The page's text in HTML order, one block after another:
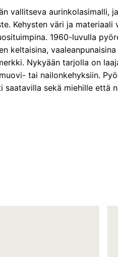
vallitseva aurinkolasimalli,
Kehysten väri ja
1960-luvulla
keltaisina,
Nykyään tarjolla on
tai nailonkehyksiin.
sekä miehille että